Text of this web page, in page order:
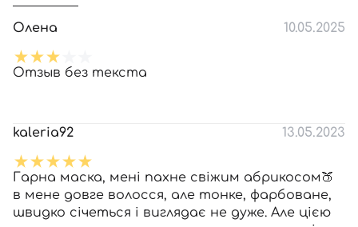
Олена 10.05.2025
Отзыв без текста
kaleria92 13.05.2023
Гарна маска, мені пахне свіжим абрикосом🍑
в мене довге волосся, але тонке, фарбоване,
швидко січеться і виглядає не дуже. Але цією